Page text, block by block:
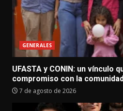
GENERALES
UFASTA y CONIN: un vínculo
compromiso con la
7 de agosto de 2026